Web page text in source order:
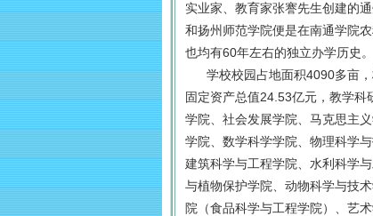
实业家、教育家张謇先生创建的
和扬州师范学院便是在南通学院
也均有60年左右的独立办学历史。
学校校园占地面积4090多亩，
固定资产总值24.53亿元，教学
学院、社会发展学院、马克思主
学院、数学科学学院、物理科学
建筑科学与工程学院、水利科学
与植物保护学院、动物科学与技
院（食品科学与工程学院）、艺